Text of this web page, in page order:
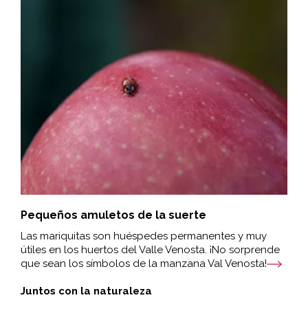
Pequeños amuletos de la suerte
Las mariquitas son huéspedes permanentes y muy
útiles en los huertos del Valle Venosta. ¡No sorprende
que sean los símbolos de la manzana Val Venosta!
Juntos con la naturaleza